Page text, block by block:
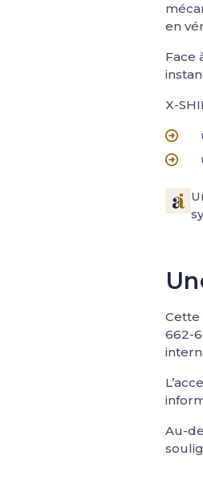
en
Face
X-
Cette
662-
Au-